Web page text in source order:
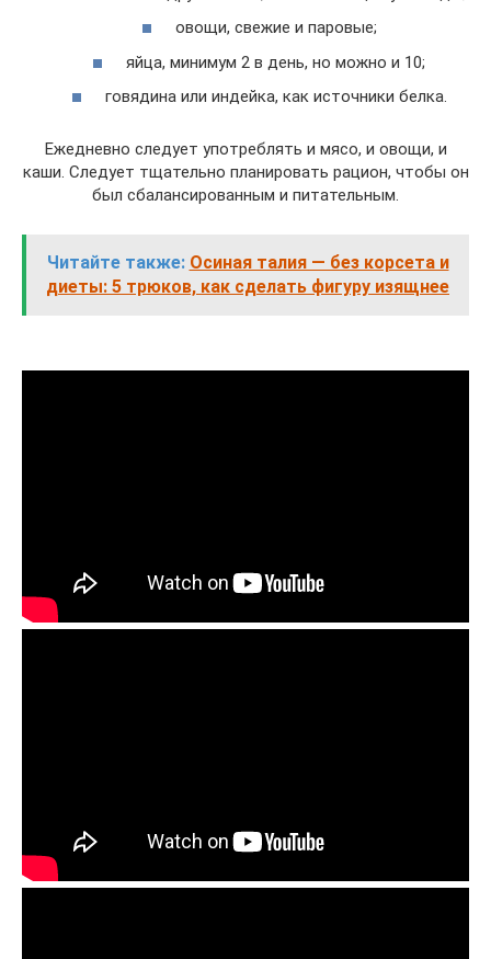
овощи, свежие и паровые;
яйца, минимум 2 в день, но можно и 10;
говядина или индейка, как источники белка.
Ежедневно следует употреблять и мясо, и овощи, и
каши. Следует тщательно планировать рацион, чтобы он
был сбалансированным и питательным.
Читайте также: Осиная талия — без корсета и
диеты: 5 трюков, как сделать фигуру изящнее